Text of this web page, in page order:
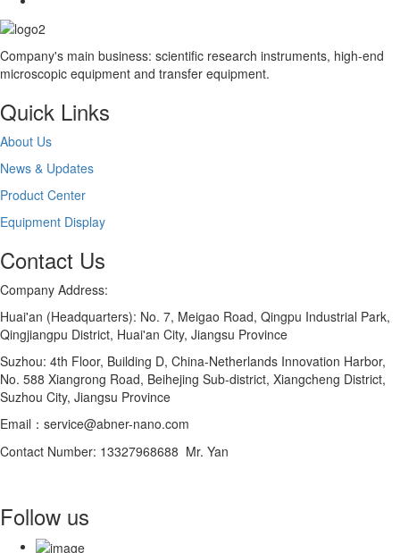
Company's main business: scientific research instruments, high-end
microscopic equipment and transfer equipment.
Quick Links
About Us
News & Updates
Product Center
Equipment Display
Contact Us
Company Address:
Huai'an (Headquarters): No. 7, Meigao Road, Qingpu Industrial Park,
Qingjiangpu District, Huai'an City, Jiangsu Province
Suzhou: 4th Floor, Building D, China-Netherlands Innovation Harbor,
No. 588 Xiangrong Road, Beihejing Sub-district, Xiangcheng District,
Suzhou City, Jiangsu Province
Email：service@abner-nano.com
Contact Number: 13327968688 Mr. Yan
Follow us